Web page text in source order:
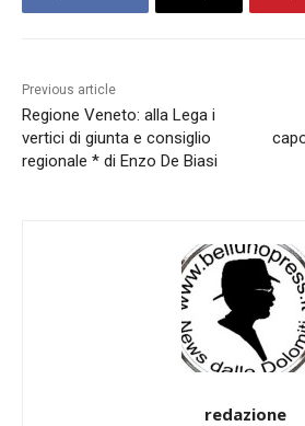
Previous article
Regione Veneto: alla Lega i
vertici di giunta e consiglio
regionale * di Enzo De Biasi
redazione